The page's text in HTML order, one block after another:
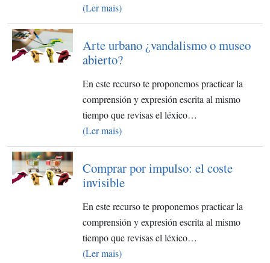
(Ler mais)
Arte urbano ¿vandalismo o museo
abierto?
En este recurso te proponemos practicar la
comprensión y expresión escrita al mismo
tiempo que revisas el léxico…
(Ler mais)
Comprar por impulso: el coste
invisible
En este recurso te proponemos practicar la
comprensión y expresión escrita al mismo
tiempo que revisas el léxico…
(Ler mais)